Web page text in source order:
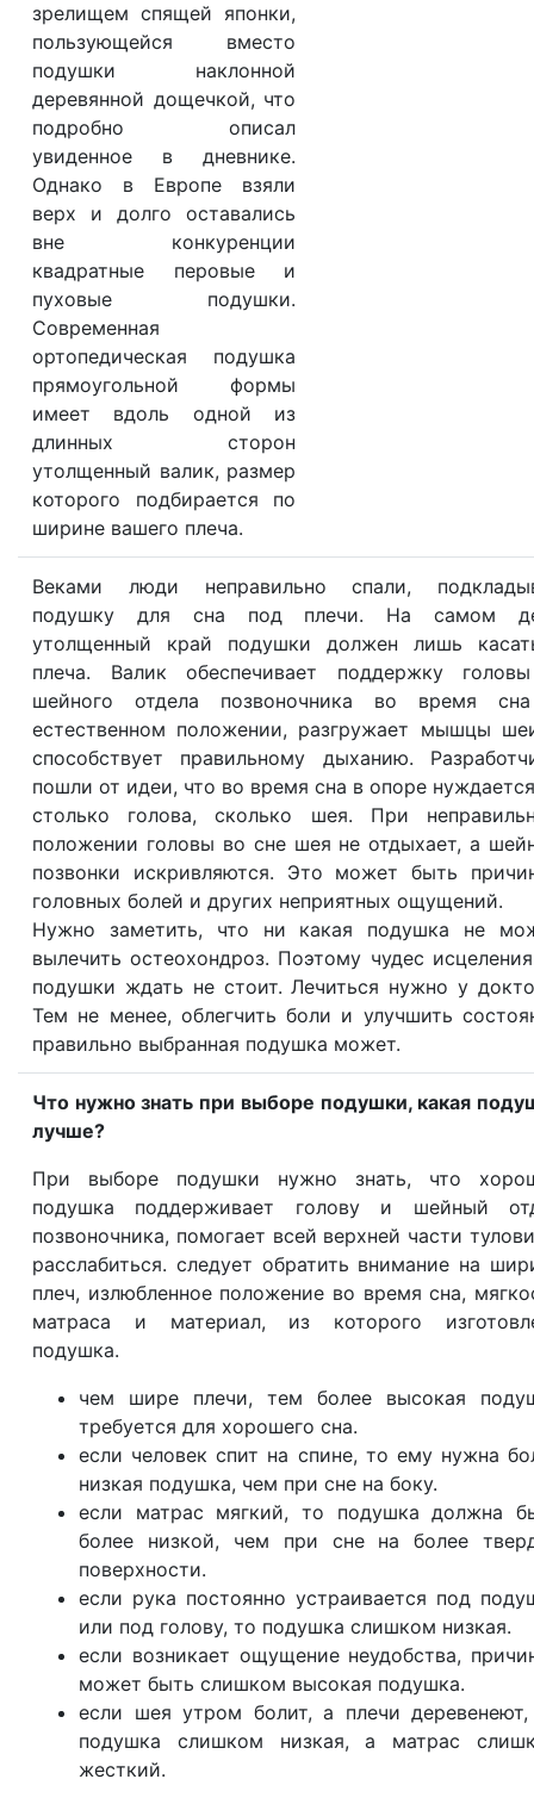
зрелищем спящей японки,
пользующейся вместо
подушки наклонной
деревянной дощечкой, что
подробно описал
увиденное в дневнике.
Однако в Европе взяли
верх и долго оставались
вне конкуренции
квадратные перовые и
пуховые подушки.
Современная
ортопедическая подушка
прямоугольной формы
имеет вдоль одной из
длинных сторон
утолщенный валик, размер
которого подбирается по
ширине вашего плеча.
Веками люди неправильно спали,
подушку для сна под плечи. На самом
утолщенный край подушки должен лишь
плеча. Валик обеспечивает поддержку
шейного отдела позвоночника во время
естественном положении, разгружает мышцы
способствует правильному дыханию.
пошли от идеи, что во время сна в опоре
столько голова, сколько шея. При
положении головы во сне шея не отдыхает, а
позвонки искривляются. Это может быть
головных болей и других неприятных ощущений.
Нужно заметить, что ни какая подушка не
вылечить остеохондроз. Поэтому чудес
подушки ждать не стоит. Лечиться нужно у
Тем не менее, облегчить боли и улучшить
правильно выбранная подушка может.
Что нужно знать при выборе подушки, какая
лучше?
При выборе подушки нужно знать, что
подушка поддерживает голову и шейный
позвоночника, помогает всей верхней части
расслабиться. следует обратить внимание на
плеч, излюбленное положение во время сна,
матраса и материал, из которого
подушка.
чем шире плечи, тем более высокая
требуется для хорошего сна.
если человек спит на спине, то ему нужна
низкая подушка, чем при сне на боку.
если матрас мягкий, то подушка должна
более низкой, чем при сне на более
поверхности.
если рука постоянно устраивается под
или под голову, то подушка слишком низкая.
если возникает ощущение неудобства,
может быть слишком высокая подушка.
если шея утром болит, а плечи
подушка слишком низкая, а матрас
жесткий.